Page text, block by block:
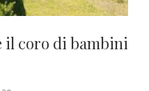
il coro di bambini